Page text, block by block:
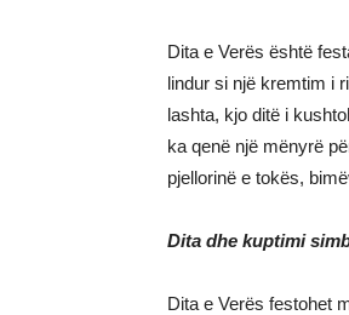
Dita e Verës është
lindur si një kremtim i
lashta, kjo ditë i
ka qenë një mënyrë
pjellorinë e tokës,
Dita dhe kuptimi
Dita e Verës festohet